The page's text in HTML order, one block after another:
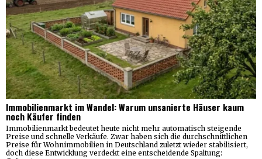
Immobilienmarkt im Wandel: Warum unsanierte Häuser kaum
noch Käufer finden
Immobilienmarkt bedeutet heute nicht mehr automatisch steigende
Preise und schnelle Verkäufe. Zwar haben sich die durchschnittlichen
Preise für Wohnimmobilien in Deutschland zuletzt wieder stabilisiert,
doch diese Entwicklung verdeckt eine entscheidende Spaltung: